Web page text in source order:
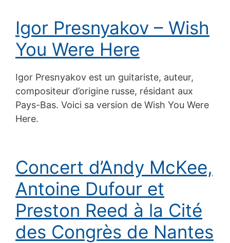
Igor Presnyakov – Wish
You Were Here
Igor Presnyakov est un guitariste, auteur,
compositeur d’origine russe, résidant aux
Pays-Bas. Voici sa version de Wish You Were
Here.
Concert d’Andy McKee,
Antoine Dufour et
Preston Reed à la Cité
des Congrès de Nantes